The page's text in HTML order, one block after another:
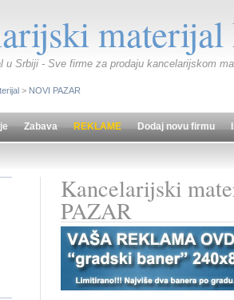
materijal
u Srbiji - Sve firme za prodaju kancelarijskom
> NOVI PAZAR
Zabava REKLAME Dodaj novu firmu
Kancelarijski
PAZAR